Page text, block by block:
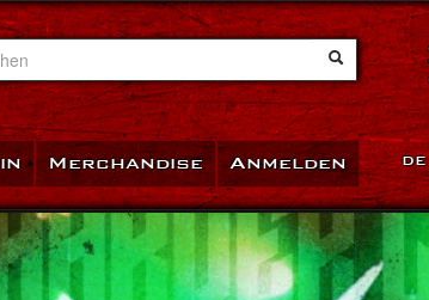
Merchandise DE
Anmelden